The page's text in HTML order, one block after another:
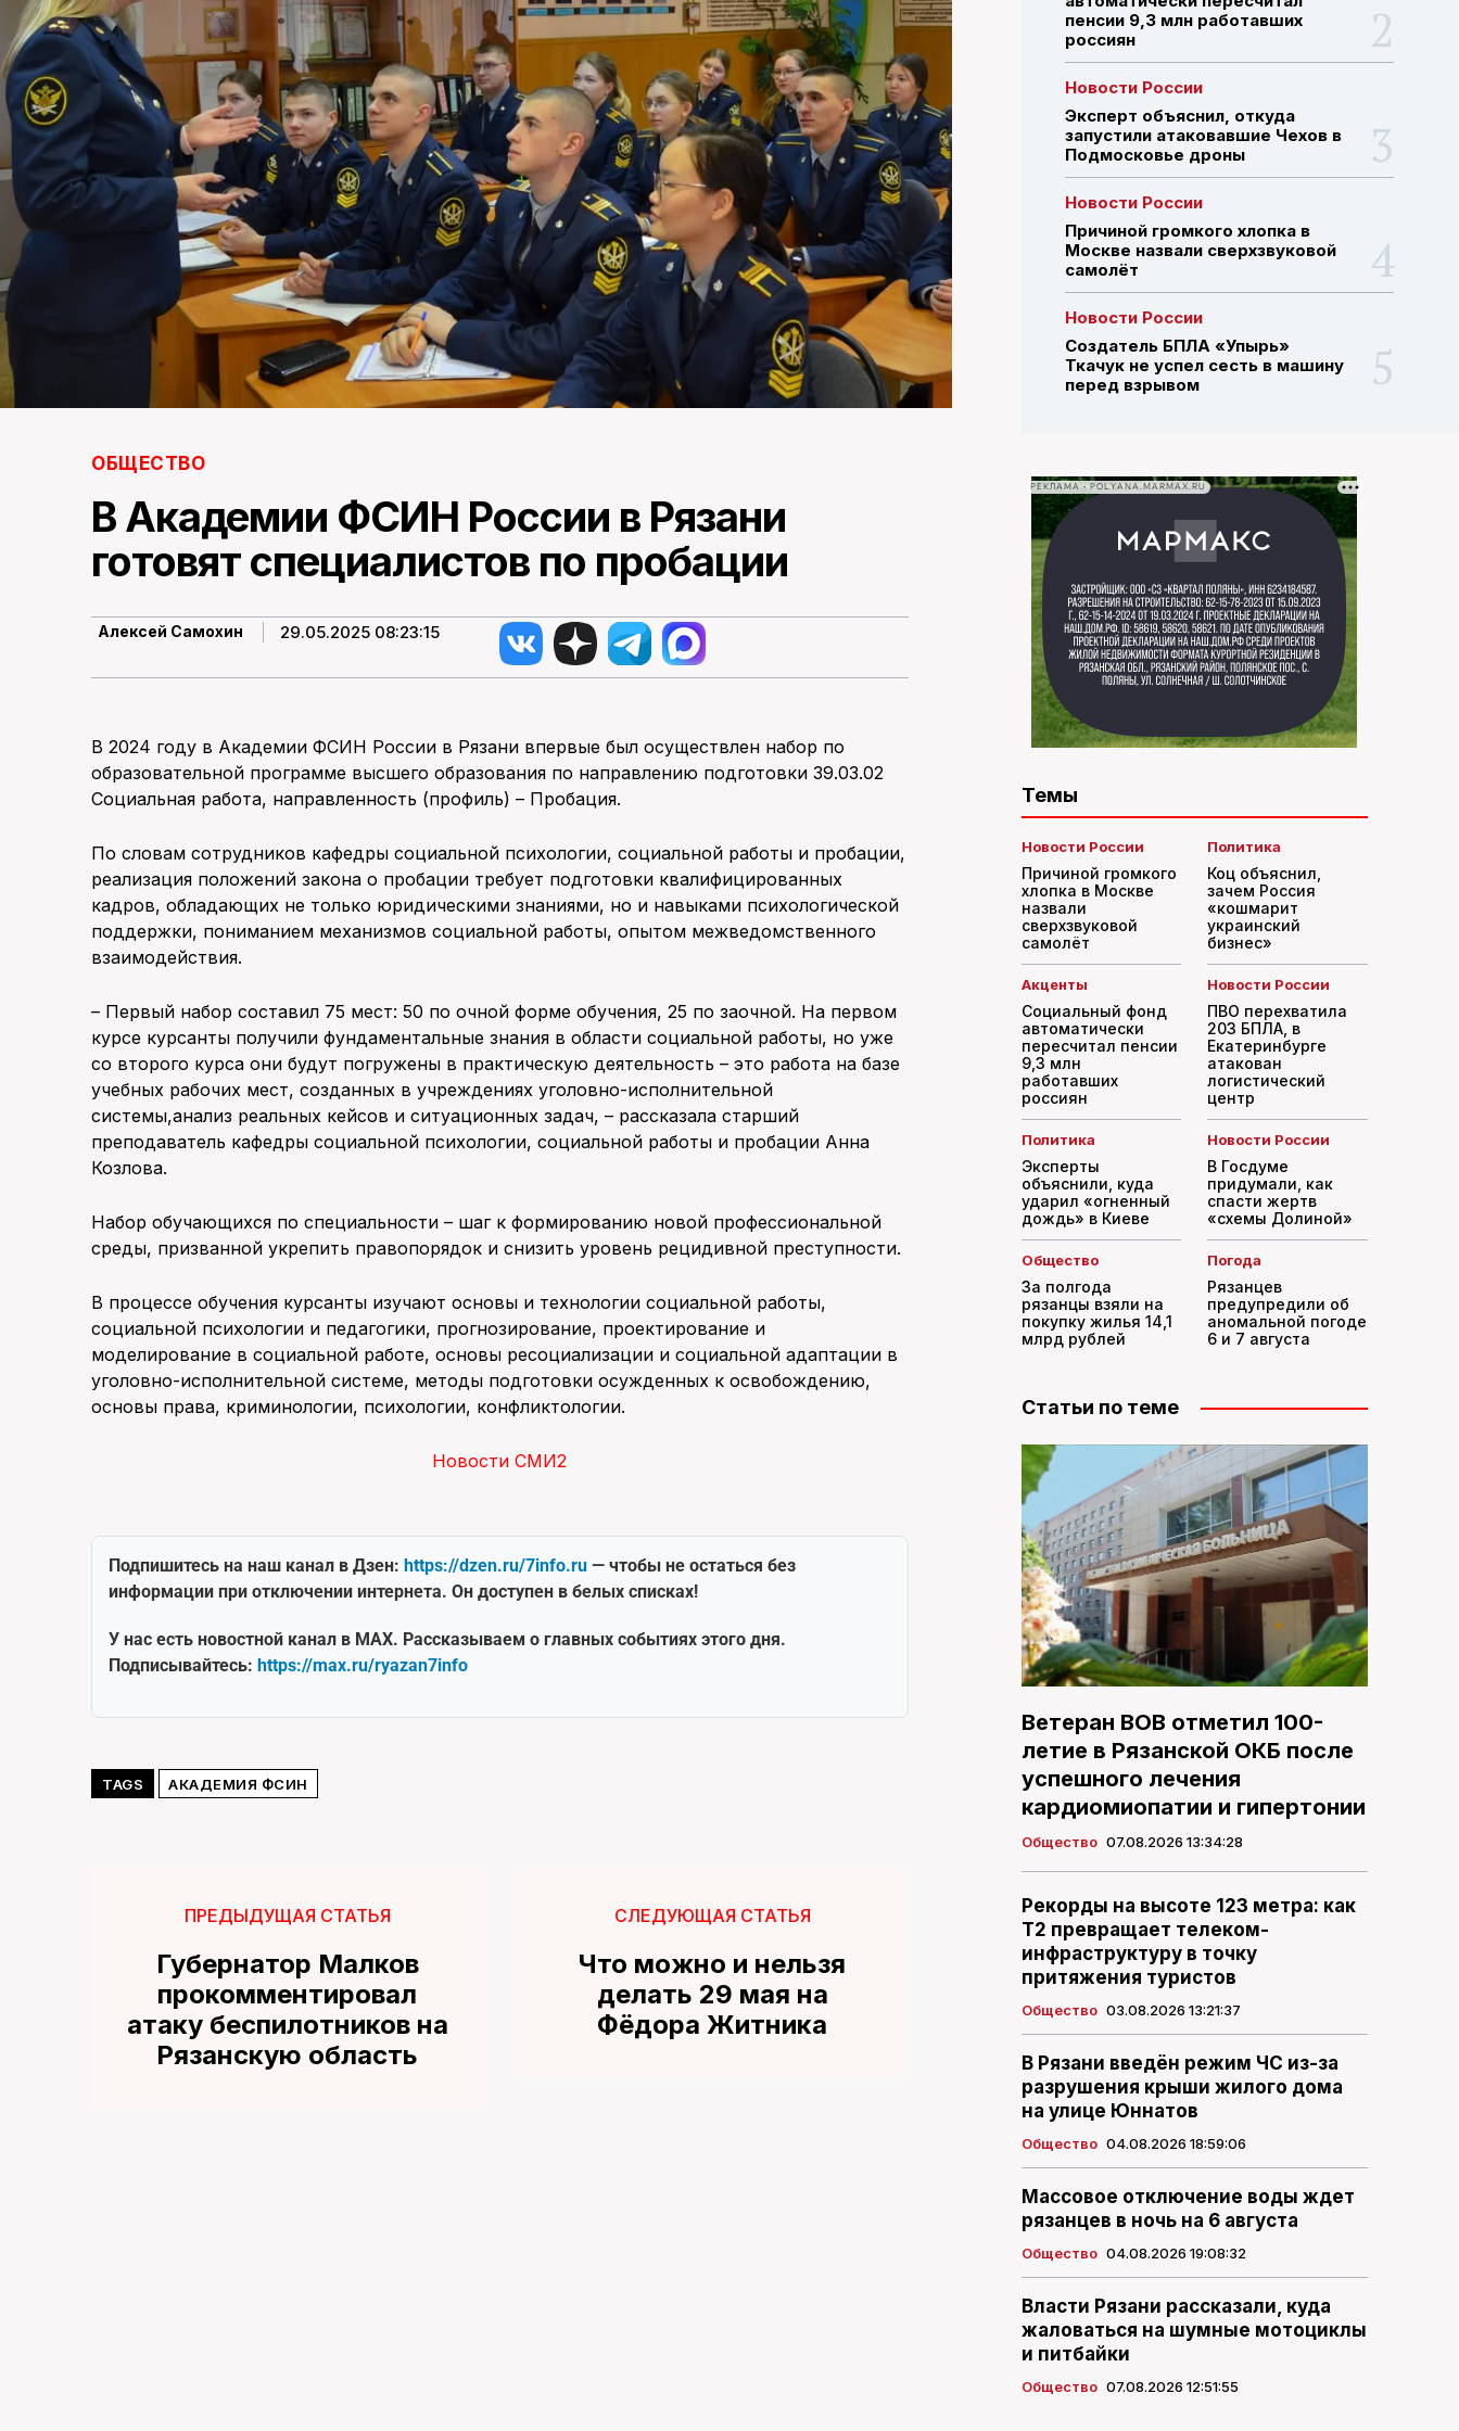
ПОИСК ПО САЙТУ
ОБЩЕСТВО
В Академии ФСИН России в Рязани
готовят специалистов по пробации
Алексей Самохин 29.05.2025 08:23:15
В 2024 году в Академии ФСИН России в Рязани впервые был осуществлен набор по
образовательной программе высшего образования по направлению подготовки 39.03.02
Социальная работа, направленность (профиль) – Пробация.
По словам сотрудников кафедры социальной психологии, социальной работы и пробации,
реализация положений закона о пробации требует подготовки квалифицированных
кадров, обладающих не только юридическими знаниями, но и навыками психологической
поддержки, пониманием механизмов социальной работы, опытом межведомственного
взаимодействия.
– Первый набор составил 75 мест: 50 по очной форме обучения, 25 по заочной. На первом
курсе курсанты получили фундаментальные знания в области социальной работы, но уже
со второго курса они будут погружены в практическую деятельность – это работа на базе
учебных рабочих мест, созданных в учреждениях уголовно-исполнительной
системы,анализ реальных кейсов и ситуационных задач, – рассказала старший
преподаватель кафедры социальной психологии, социальной работы и пробации Анна
Козлова.
Набор обучающихся по специальности – шаг к формированию новой профессиональной
среды, призванной укрепить правопорядок и снизить уровень рецидивной преступности.
В процессе обучения курсанты изучают основы и технологии социальной работы,
социальной психологии и педагогики, прогнозирование, проектирование и
моделирование в социальной работе, основы ресоциализации и социальной адаптации в
уголовно-исполнительной системе, методы подготовки осужденных к освобождению,
основы права, криминологии, психологии, конфликтологии.
Новости СМИ2
Подпишитесь на наш канал в Дзен: https://dzen.ru/7info.ru — чтобы не остаться без
информации при отключении интернета. Он доступен в белых списках!
У нас есть новостной канал в MAX. Рассказываем о главных событиях этого дня.
Подписывайтесь: https://max.ru/ryazan7info
TAGS АКАДЕМИЯ ФСИН
ПРЕДЫДУЩАЯ СТАТЬЯ
Губернатор Малков
прокомментировал
атаку беспилотников на
Рязанскую область
СЛЕДУЮЩАЯ СТАТЬЯ
Что можно и нельзя
делать 29 мая на
Фёдора Житника
пенсии 9,3 млн работавших
россиян
Новости России
Эксперт объяснил, откуда
запустили атаковавшие Чехов в
Подмосковье дроны
Новости России
Причиной громкого хлопка в
Москве назвали сверхзвуковой
самолёт
Новости России
Создатель БПЛА «Упырь»
Ткачук не успел сесть в машину
перед взрывом
РЕКЛАМА • POLYANA.MARMAX.RU
Темы
Новости России
Причиной громкого
хлопка в Москве
назвали
сверхзвуковой
самолёт
Политика
Коц объяснил,
зачем Россия
«кошмарит
украинский
бизнес»
Акценты
Социальный фонд
автоматически
пересчитал пенсии
9,3 млн
работавших
россиян
Новости России
ПВО перехватила
203 БПЛА, в
Екатеринбурге
атакован
логистический
центр
Политика
Эксперты
объяснили, куда
ударил «огненный
дождь» в Киеве
Новости России
В Госдуме
придумали, как
спасти жертв
«схемы Долиной»
Общество
За полгода
рязанцы взяли на
покупку жилья 14,1
млрд рублей
Погода
Рязанцев
предупредили об
аномальной погоде
6 и 7 августа
Статьи по теме
Ветеран ВОВ отметил 100-
летие в Рязанской ОКБ после
успешного лечения
кардиомиопатии и гипертонии
Общество 07.08.2026 13:34:28
Рекорды на высоте 123 метра: как
T2 превращает телеком-
инфраструктуру в точку
притяжения туристов
Общество 03.08.2026 13:21:37
В Рязани введён режим ЧС из-за
разрушения крыши жилого дома
на улице Юннатов
Общество 04.08.2026 18:59:06
Массовое отключение воды ждет
рязанцев в ночь на 6 августа
Общество 04.08.2026 19:08:32
Власти Рязани рассказали, куда
жаловаться на шумные мотоциклы
и питбайки
Общество 07.08.2026 12:51:55